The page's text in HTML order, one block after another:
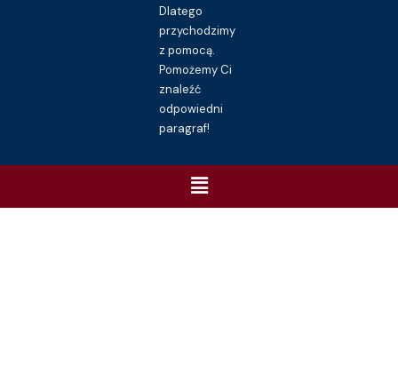
Dlatego
przychodzimy
z pomocą.
Pomożemy Ci
znaleźć
odpowiedni
paragraf!
Menu